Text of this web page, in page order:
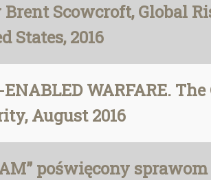
Scowcroft, Global
States, 2016
WARFARE.
August 2016
poświęcony